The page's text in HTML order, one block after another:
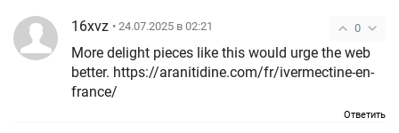
0
16xvz • 24.07.2025 в 02:21
More delight pieces like this would urge the web
better. https://aranitidine.com/fr/ivermectine-en-
france/
Ответить